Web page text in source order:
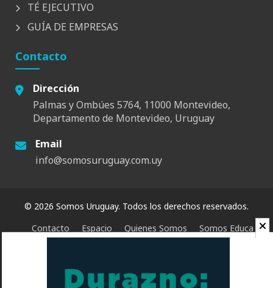
TÉ EJECUTIVO
GUÍA DE EMPRESAS
Contacto
Dirección
Palmas y Ombúes 5764, 11000 Montevideo,
Departamento de Montevideo, Uruguay
Email
info@somosuruguay.com.uy
© 2026 Somos Uruguay. Todos los derechos reservados.
Contacto
Espacio Quienes Somos Somos Educa